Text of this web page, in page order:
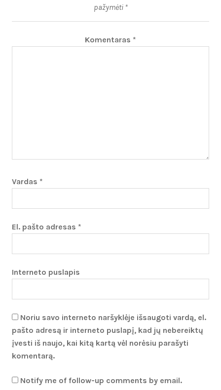
pažymėti *
Komentaras *
Vardas *
El. pašto adresas *
Interneto puslapis
Noriu savo interneto naršyklėje išsaugoti vardą, el.
pašto adresą ir interneto puslapį, kad jų nebereiktų
įvesti iš naujo, kai kitą kartą vėl norėsiu parašyti
komentarą.
Notify me of follow-up comments by email.